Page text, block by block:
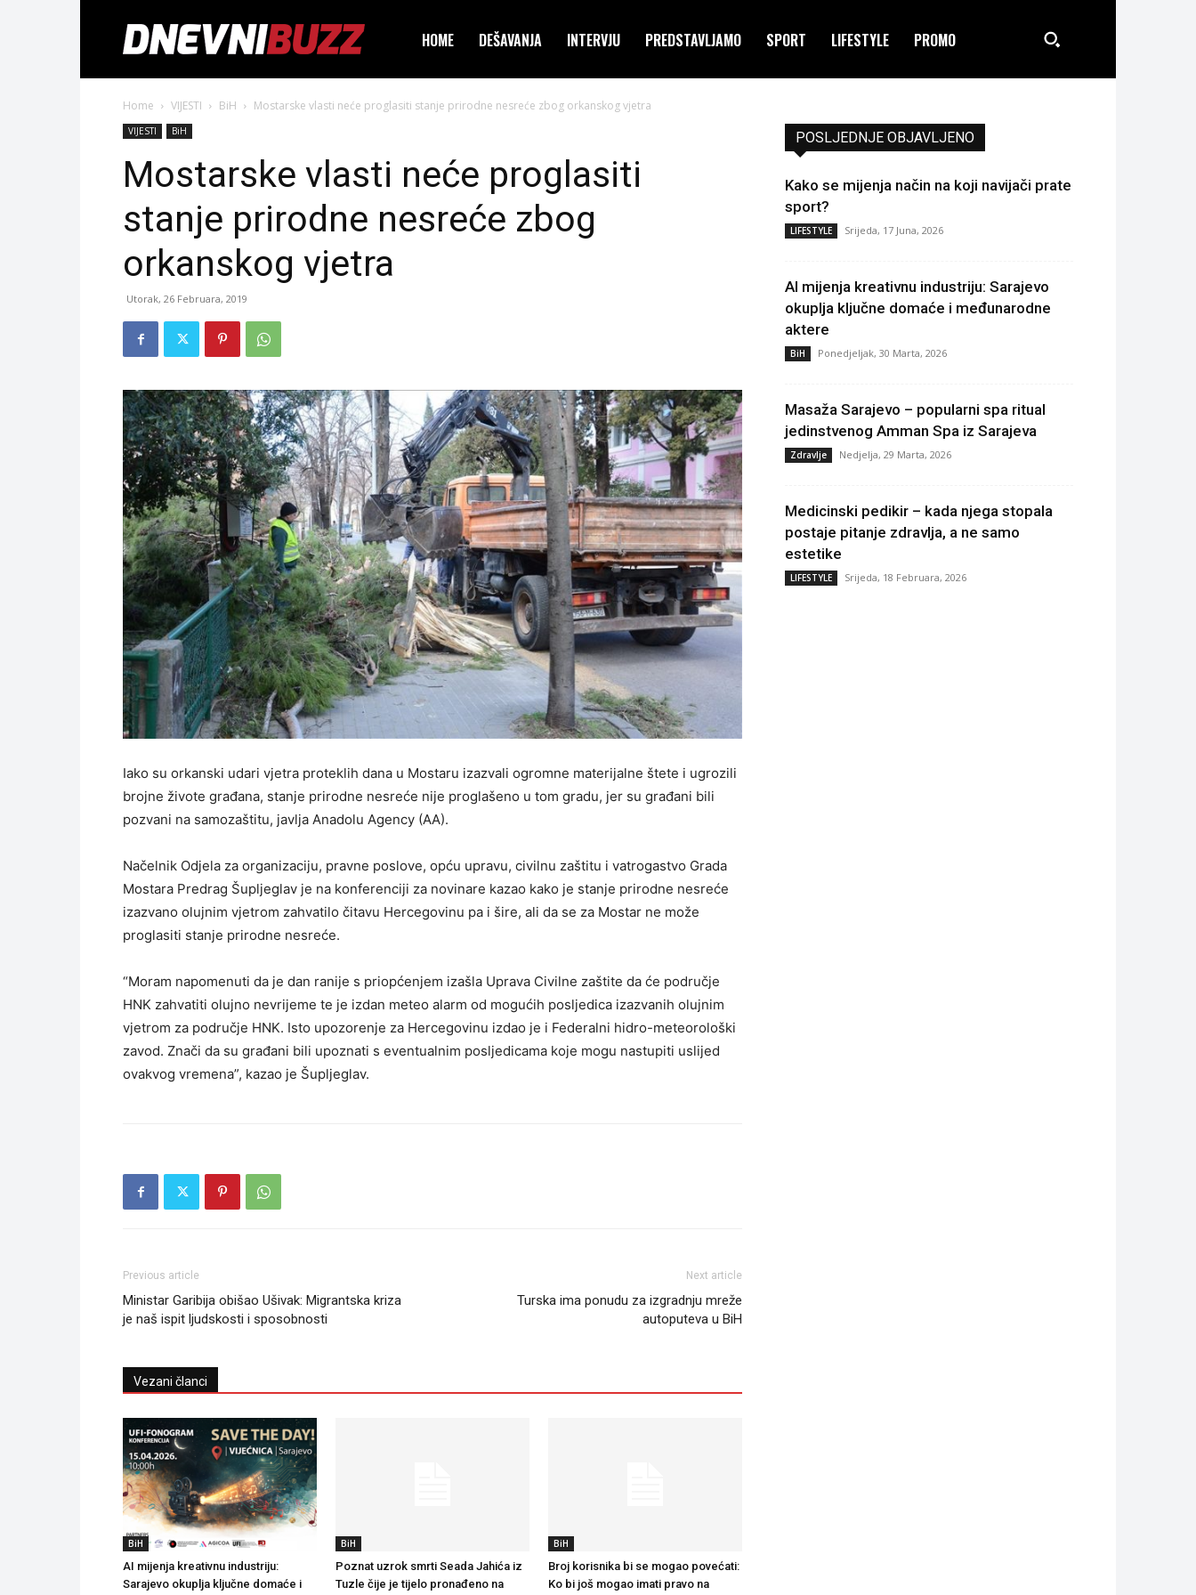
HOME DEŠAVANJA INTERVJU PREDSTAVLJAMO SPORT LIFESTYLE PROMO
Home VIJESTI BiH Mostarske vlasti neće proglasiti stanje prirodne nesreće zbog orkanskog vjetra
VIJESTI BiH
Mostarske vlasti neće proglasiti
stanje prirodne nesreće zbog
orkanskog vjetra
Utorak, 26 Februara, 2019
Iako su orkanski udari vjetra proteklih dana u Mostaru izazvali ogromne materijalne štete i ugrozili
brojne živote građana, stanje prirodne nesreće nije proglašeno u tom gradu, jer su građani bili
pozvani na samozaštitu, javlja Anadolu Agency (AA).
Načelnik Odjela za organizaciju, pravne poslove, opću upravu, civilnu zaštitu i vatrogastvo Grada
Mostara Predrag Šupljeglav je na konferenciji za novinare kazao kako je stanje prirodne nesreće
izazvano olujnim vjetrom zahvatilo čitavu Hercegovinu pa i šire, ali da se za Mostar ne može
proglasiti stanje prirodne nesreće.
“Moram napomenuti da je dan ranije s priopćenjem izašla Uprava Civilne zaštite da će područje
HNK zahvatiti olujno nevrijeme te je izdan meteo alarm od mogućih posljedica izazvanih olujnim
vjetrom za područje HNK. Isto upozorenje za Hercegovinu izdao je i Federalni hidro-meteorološki
zavod. Znači da su građani bili upoznati s eventualnim posljedicama koje mogu nastupiti uslijed
ovakvog vremena”, kazao je Šupljeglav.
Previous article
Ministar Garibija obišao Ušivak: Migrantska kriza
je naš ispit ljudskosti i sposobnosti
Next article
Turska ima ponudu za izgradnju mreže
autoputeva u BiH
Vezani članci
BiH
AI mijenja kreativnu industriju:
Sarajevo okuplja ključne domaće i
BiH
Poznat uzrok smrti Seada Jahića iz
Tuzle čije je tijelo pronađeno na
BiH
Broj korisnika bi se mogao povećati:
Ko bi još mogao imati pravo na
POSLJEDNJE OBJAVLJENO
Kako se mijenja način na koji navijači prate
sport?
LIFESTYLE Srijeda, 17 Juna, 2026
AI mijenja kreativnu industriju: Sarajevo
okuplja ključne domaće i međunarodne
aktere
BiH Ponedjeljak, 30 Marta, 2026
Masaža Sarajevo – popularni spa ritual
jedinstvenog Amman Spa iz Sarajeva
Zdravlje Nedjelja, 29 Marta, 2026
Medicinski pedikir – kada njega stopala
postaje pitanje zdravlja, a ne samo
estetike
LIFESTYLE Srijeda, 18 Februara, 2026